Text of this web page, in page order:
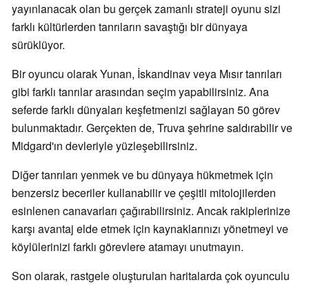
yayınlanacak olan bu gerçek zamanlı strateji oyunu sizi
farklı kültürlerden tanrıların savaştığı bir dünyaya
sürüklüyor.
Bir oyuncu olarak Yunan, İskandinav veya Mısır tanrıları
gibi farklı tanrılar arasından seçim yapabilirsiniz. Ana
seferde farklı dünyaları keşfetmenizi sağlayan 50 görev
bulunmaktadır. Gerçekten de, Truva şehrine saldırabilir ve
Midgard'ın devleriyle yüzleşebilirsiniz.
Diğer tanrıları yenmek ve bu dünyaya hükmetmek için
benzersiz beceriler kullanabilir ve çeşitli mitolojilerden
esinlenen canavarları çağırabilirsiniz. Ancak rakiplerinize
karşı avantaj elde etmek için kaynaklarınızı yönetmeyi ve
köylülerinizi farklı görevlere atamayı unutmayın.
Son olarak, rastgele oluşturulan haritalarda çok oyunculu